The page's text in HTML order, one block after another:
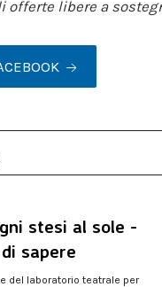
offerte libere a
stesi al sole -
sapere
del laboratorio teatrale per